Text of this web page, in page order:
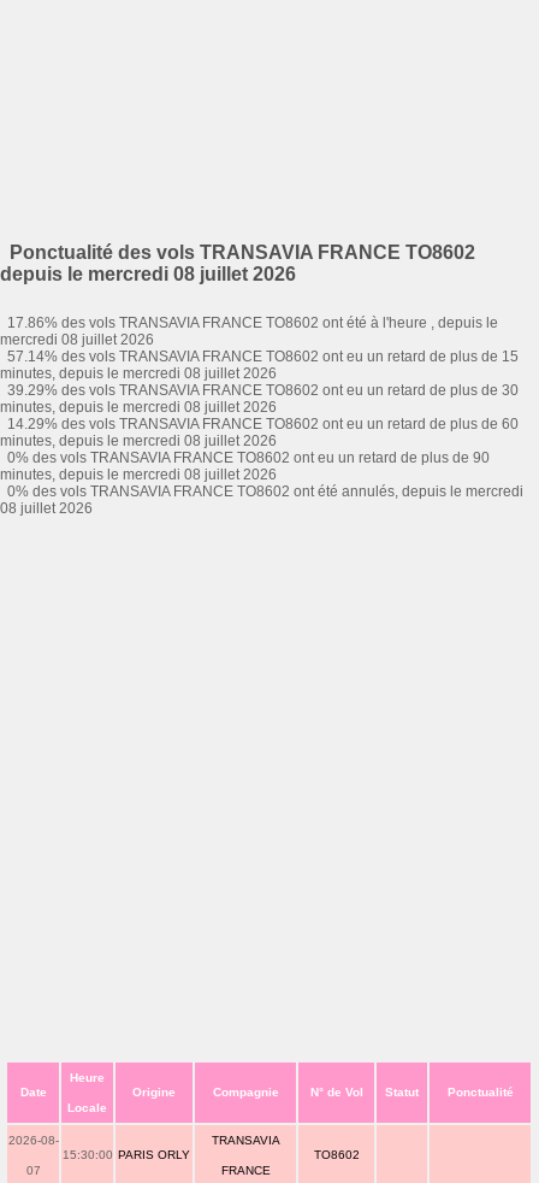
Ponctualité des vols TRANSAVIA FRANCE TO8602
depuis le mercredi 08 juillet 2026
17.86% des vols TRANSAVIA FRANCE TO8602 ont été à l'heure , depuis le
mercredi 08 juillet 2026
57.14% des vols TRANSAVIA FRANCE TO8602 ont eu un retard de plus de 15
minutes, depuis le mercredi 08 juillet 2026
39.29% des vols TRANSAVIA FRANCE TO8602 ont eu un retard de plus de 30
minutes, depuis le mercredi 08 juillet 2026
14.29% des vols TRANSAVIA FRANCE TO8602 ont eu un retard de plus de 60
minutes, depuis le mercredi 08 juillet 2026
0% des vols TRANSAVIA FRANCE TO8602 ont eu un retard de plus de 90
minutes, depuis le mercredi 08 juillet 2026
0% des vols TRANSAVIA FRANCE TO8602 ont été annulés, depuis le mercredi
08 juillet 2026
Date
Heure
Locale
Origine Compagnie N° de Vol Statut Ponctualité
2026-08-
07
15:30:00 PARIS ORLY
TRANSAVIA
FRANCE
TO8602